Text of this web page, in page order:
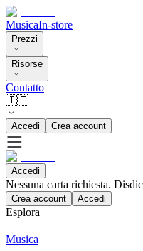
MusicaIn-store
Prezzi
Risorse
Contatto
🇮🇹
Accedi Crea account
Accedi
Nessuna carta richiesta.
Crea account Accedi
Esplora
Musica